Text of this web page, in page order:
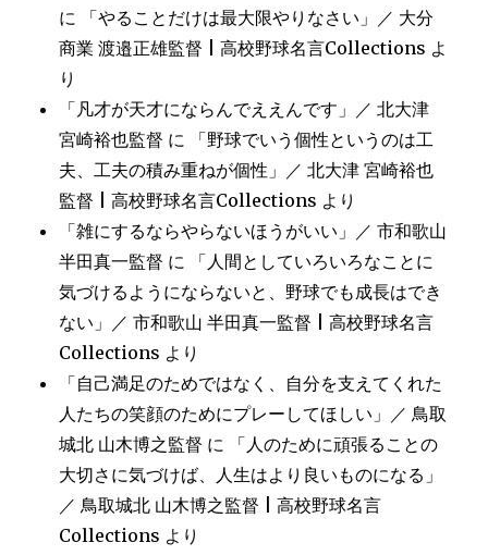
に
「やることだけは最大限やりなさい」／ 大分
商業 渡邉正雄監督 | 高校野球名言Collections よ
り
「凡才が天才にならんでええんです」／ 北大津
宮崎裕也監督 に
「野球でいう個性というのは工
夫、工夫の積み重ねが個性」／ 北大津 宮崎裕也
監督 | 高校野球名言Collections より
「雑にするならやらないほうがいい」／ 市和歌山
半田真一監督 に
「人間としていろいろなことに
気づけるようにならないと、野球でも成長はでき
ない」／ 市和歌山 半田真一監督 | 高校野球名言
Collections より
「自己満足のためではなく、自分を支えてくれた
人たちの笑顔のためにプレーしてほしい」／ 鳥取
城北 山木博之監督 に
「人のために頑張ることの
大切さに気づけば、人生はより良いものになる」
／ 鳥取城北 山木博之監督 | 高校野球名言
Collections より